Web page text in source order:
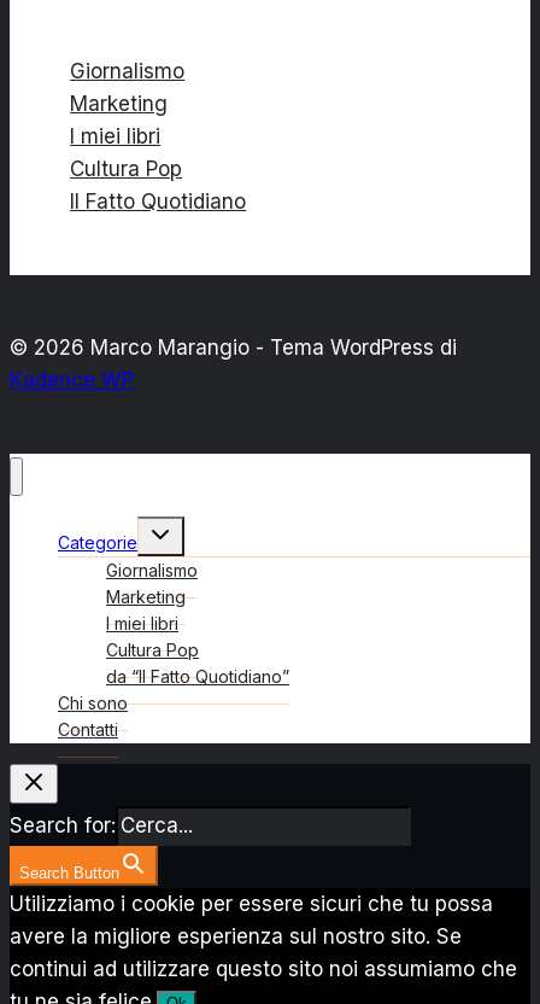
Giornalismo
Marketing
I miei libri
Cultura Pop
Il Fatto Quotidiano
© 2026 Marco Marangio - Tema WordPress di
Kadence WP
Categorie
Alterna
figlio
Giornalismo
Marketing
I miei libri
Cultura Pop
da “Il Fatto Quotidiano”
Chi sono
Contatti
Search for:
Search Button
Utilizziamo i cookie per essere sicuri che tu possa
avere la migliore esperienza sul nostro sito. Se
continui ad utilizzare questo sito noi assumiamo che